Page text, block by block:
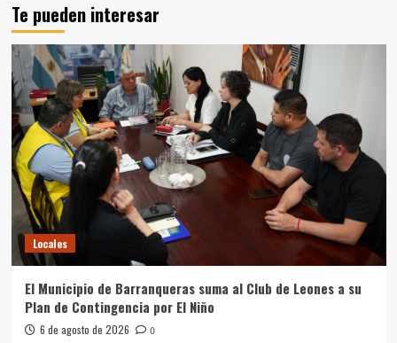
Te pueden interesar
Locales
El Municipio de Barranqueras suma al Club de Leones a su
Plan de Contingencia por El Niño
6 de agosto de 2026 0